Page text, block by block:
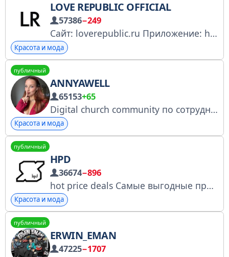
LOVE REPUBLIC OFFICIAL
57386−249
Сайт: loverepublic.ru Приложение: https://trk.mail.ru/c/imew66 Чат-бот @LR_assistantbot Служба поддержки: 8-800-300-77-55, info@loverepublic.ru Номер заявления № 4941552759
Красота и мода
публичный
ANNYAWELL
65153+65
Digital church community по сотрудничеству тг в @annya_pr Заявление РКН: № 4951242773 Персональная страница РКН: https://knd.gov.ru/license?id=678edd676b68e25950841eb3&registryType=bloggersPermission
Красота и мода
публичный
HPD
36674−896
hot price deals Самые выгодные предложения на оригинальные кроссовки и парфюм РКН: https://clck.ru/3GVmoG
Красота и мода
публичный
ERWIN_EMAN
47225−1707